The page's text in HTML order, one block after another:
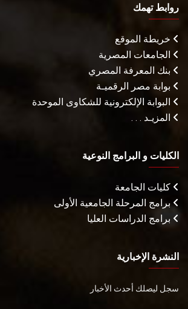
روابط تهمك
خريطة الموقع
الجامعات المصرية
بنك المعرفة المصري
بوابة مصر الرقميـة
البوابة الإلكترونية للشكاوى الموحدة
المزيـد . . .
الكليات و البرامج النوعية
كليات الجامعة
برامج المرحلة الجامعية الأولى
برامج الدراسات العليا
النشرة الإخبارية
سجل ليصلك أحدث الأخبار